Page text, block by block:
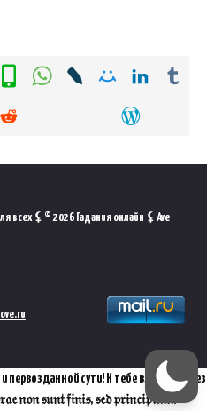
всех ⚸ © 2026 Гадания онлайн ⚸ Ave
первозданной сути! К тебе взываю через
𝔫𝔬𝔫 𝔰𝔲𝔫𝔱 𝔣𝔦𝔫𝔦𝔰, 𝔰𝔢𝔡 𝔭𝔯𝔦𝔫𝔠𝔦𝔭𝔦𝔲𝔪.